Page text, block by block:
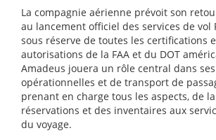
La compagnie aérienne prévoit son
au lancement officiel des services de vol
sous réserve de toutes les certifications
autorisations de la FAA et du DOT
Amadeus jouera un rôle central dans
opérationnelles et de transport de
prenant en charge tous les aspects, de
réservations et des inventaires aux
du voyage.